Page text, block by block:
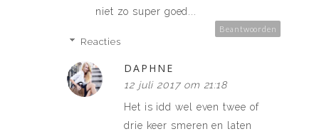
niet zo super goed...
Beantwoorden
Reacties
DAPHNE
12 juli 2017 om 21:18
Het is idd wel even twee of
drie keer smeren en laten